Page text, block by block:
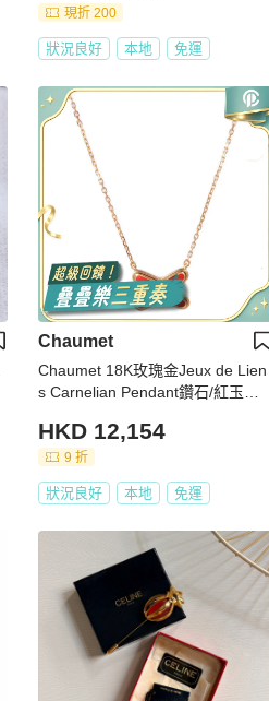
現折 200
狀況良好 本地 免運
Chaumet
Chaumet 18K玫瑰金Jeux de Lien
s Carnelian Pendant鑽石/紅玉髓
HKD 12,154
9 折
狀況良好 本地 免運